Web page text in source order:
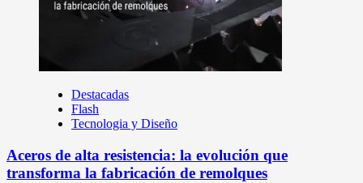
Destacadas
Flash
Tecnologia y Diseño
Aceros de alta resistencia: la evolución que
transforma la fabricación de remolques